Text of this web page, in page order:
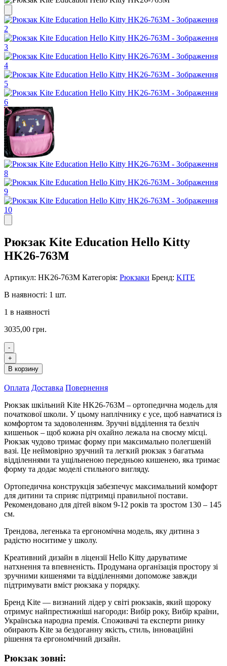
Рюкзак Kite Education Hello Kitty
HK26-763M
Артикул: HK26-763M Категорія: Рюкзаки Бренд: KITE
В наявності: 1 шт.
1 в наявності
3035,00 грн.
-
Рюкзак
Kite
Education
Hello
Kitty
HK26-
763M
кількість
+
В корзину
Оплата Доставка Повернення
Рюкзак шкільний Kite HK26-763M – ортопедична модель для
початкової школи. У цьому наплічнику є усе, щоб навчатися із
комфортом та задоволенням. Зручні відділення та безліч
кишеньок – щоб кожна річ охайно лежала на своєму місці.
Рюкзак чудово тримає форму при максимально полегшеній
вазі. Це неймовірно зручний та легкий рюкзак з багатьма
відділеннями та ущільненою передньою кишенею, яка тримає
форму та додає моделі стильного вигляду.
Ортопедична конструкція забезпечує максимальний комфорт
для дитини та сприяє підтримці правильної постави.
Рекомендовано для дітей віком 9-12 років та зростом 130 – 145
см.
Трендова, легенька та ергономічна модель, яку дитина з
радістю носитиме у школу.
Креативний дизайн в ліцензії Hello Kitty даруватиме
натхнення та впевненість. Продумана організація простору зі
зручними кишенями та відділеннями допоможе завжди
підтримувати вміст рюкзака у порядку.
Бренд Kite — визнаний лідер у світі рюкзаків, який щороку
отримує найпрестижніші нагороди: Вибір року, Вибір країни,
Українська народна премія. Споживачі та експерти ринку
обирають Kite за бездоганну якість, стиль, інноваційні
рішення та ергономічний дизайн.
Рюкзак зовні: